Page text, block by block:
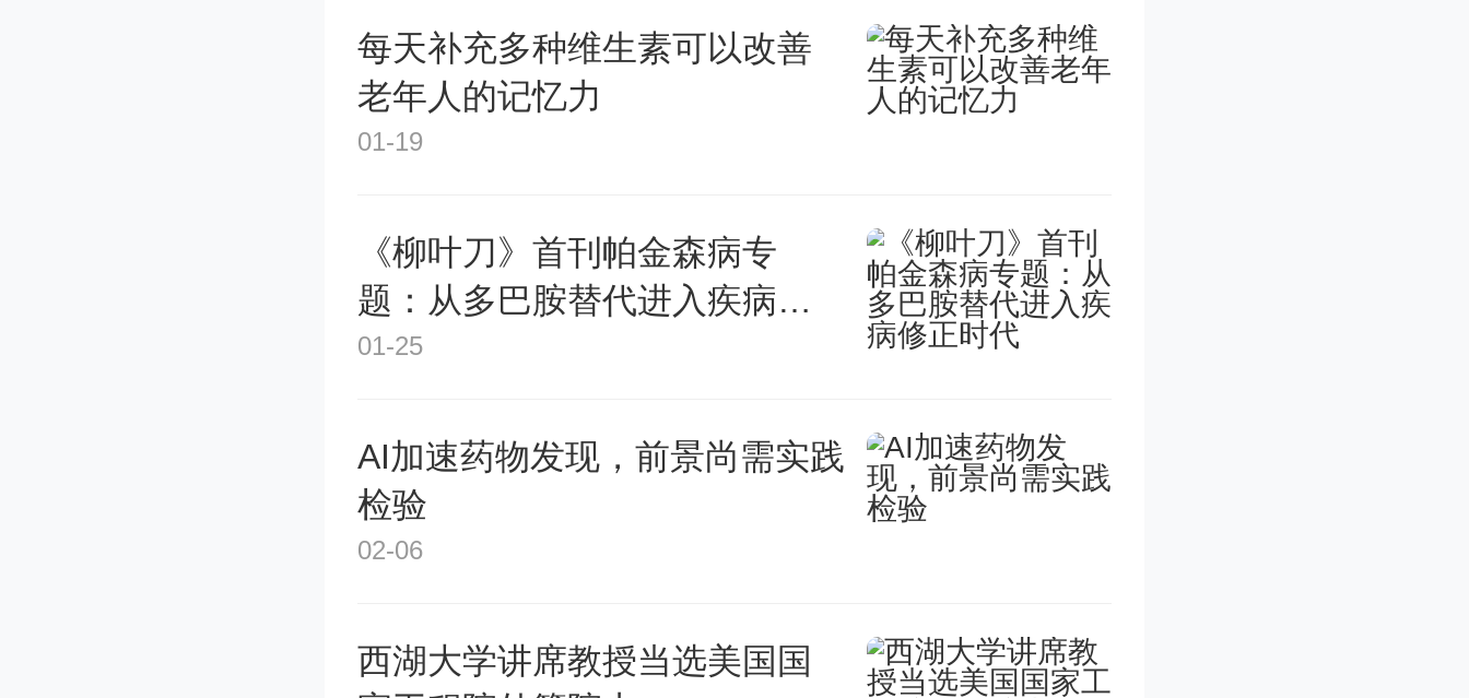
79.内部收益率(Internal rate of return)
现值等于项目投资支出的利率。
80.投资(Investment)
投资是指创造新资产的过程。
上面是一些经济学名词解释，考生要对照记
如，为自己的2014考研增加一份筹码。祝愿大家
每天补充多种维生素可以改善
老年人的记忆力
01-19
《柳叶刀》首刊帕金森病专
题：从多巴胺替代进入疾病修
正时代
01-25
AI加速药物发现，前景尚需实践
检验
02-06
西湖大学讲席教授当选美国国